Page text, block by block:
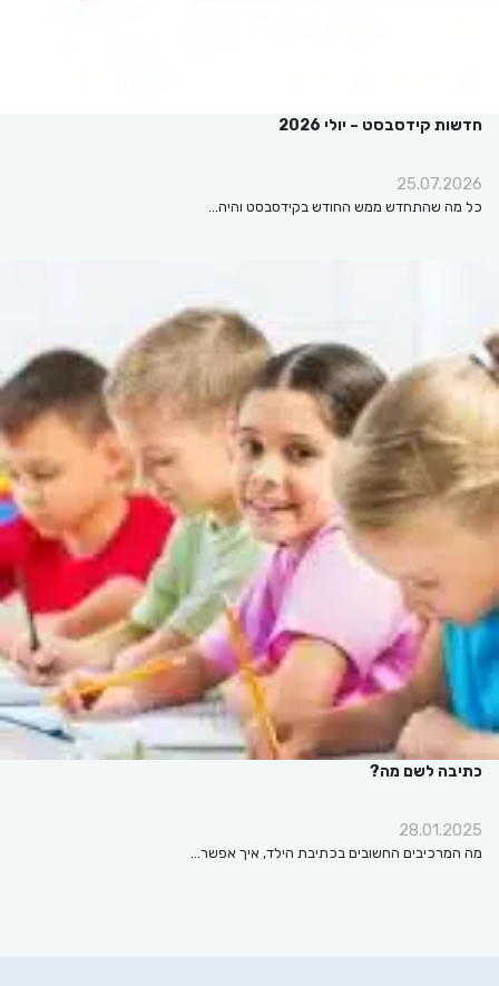
חדשות קידסבסט – יולי 2026
25.07.2026
כל מה שהתחדש ממש החודש בקידסבסט והיה…
כתיבה לשם מה?
28.01.2025
מה המרכיבים החשובים בכתיבת הילד, איך אפשר…